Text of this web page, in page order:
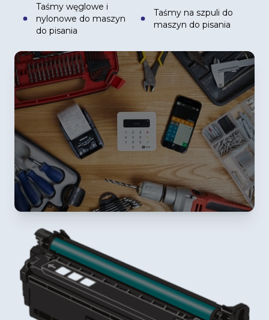
Taśmy węglowe i
nylonowe do maszyn
do pisania
Taśmy na szpuli do
maszyn do pisania